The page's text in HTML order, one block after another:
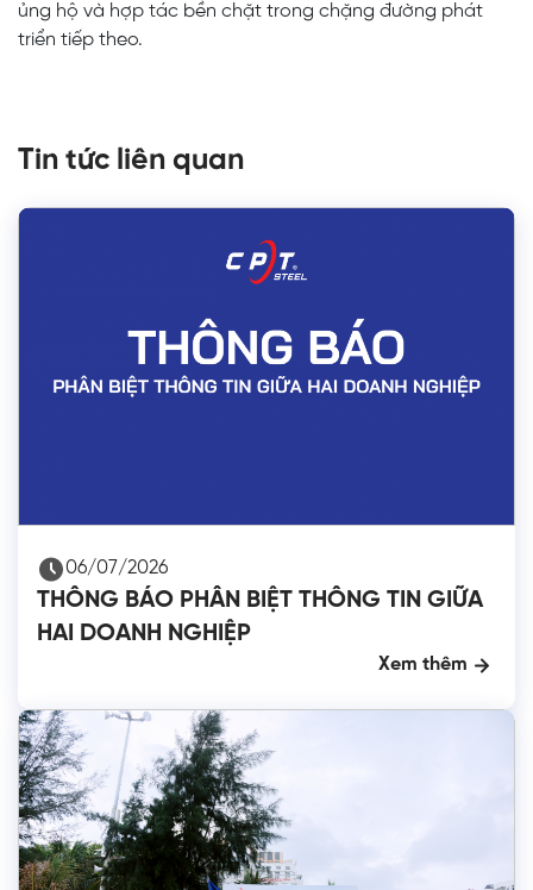
ủng hộ và hợp tác bền chặt trong chặng đường phát
triển tiếp theo.
Tin tức liên quan
06/07/2026
THÔNG BÁO PHÂN BIỆT THÔNG TIN GIỮA
HAI DOANH NGHIỆP
Xem thêm